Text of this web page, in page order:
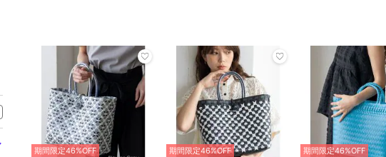
期間限定46%OFF
期間限定46%OFF
期間限定46%OFF